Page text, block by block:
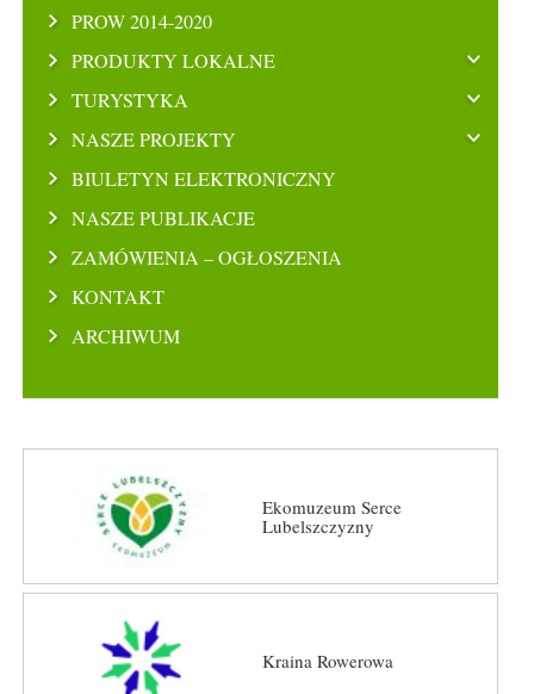
PROW 2014-2020
PRODUKTY LOKALNE
TURYSTYKA
NASZE PROJEKTY
BIULETYN ELEKTRONICZNY
NASZE PUBLIKACJE
ZAMÓWIENIA – OGŁOSZENIA
KONTAKT
ARCHIWUM
Ekomuzeum Serce
Lubelszczyzny
Kraina Rowerowa